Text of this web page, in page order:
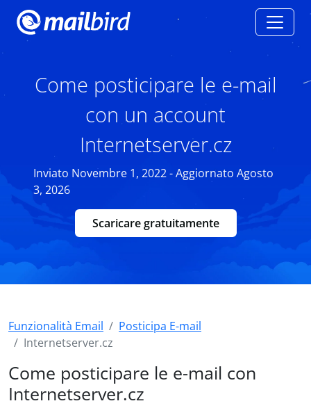
Come posticipare le e-mail
con un account
Internetserver.cz
Inviato Novembre 1, 2022 - Aggiornato Agosto
3, 2026
Scaricare gratuitamente
Funzionalità Email
Posticipa E-mail
Internetserver.cz
Come posticipare le e-mail con
Internetserver.cz